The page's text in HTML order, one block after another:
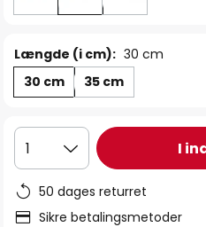
Længde (i cm): 30 cm
30 cm
35 cm
1 I
50 dages returret
Sikre betalingsmetoder